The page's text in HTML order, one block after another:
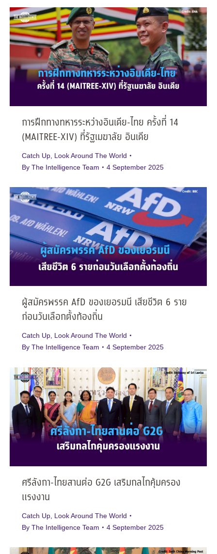
การฝึกทางทหารระหว่างอินเดีย-ไทย ครั้งที่ 14
(MAITREE-XIV) ที่รัฐเมฆาลัย อินเดีย
Catch Up Look Around The World
By The Intelligence Team 4 September 2025
ผู้สมัครพรรค AfD ของเยอรมนี เสียชีวิต 6 ราย
ก่อนวันเลือกตั้งท้องถิ่น
Catch Up Look Around The World
By The Intelligence Team 4 September 2025
ศรีลังกา-ไทยสานต่อ G2G เสริมกลไกคุ้มครอง
แรงงาน
Catch Up Look Around The World
By The Intelligence Team 4 September 2025